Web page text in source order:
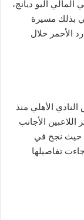
أليو ديانج،
بذلك مسيرة
الأحمر خلال
النادي الأهلي منذ
أحد أكثر اللاعبين الأجانب
حيث نجح في
جاءت تفاصيلها